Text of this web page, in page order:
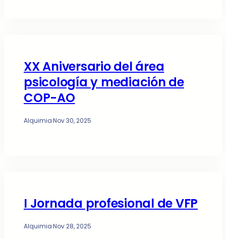
XX Aniversario del área
psicología y mediación de
COP-AO
Alquimia·Nov 30, 2025
I Jornada profesional de VFP
Alquimia·Nov 28, 2025